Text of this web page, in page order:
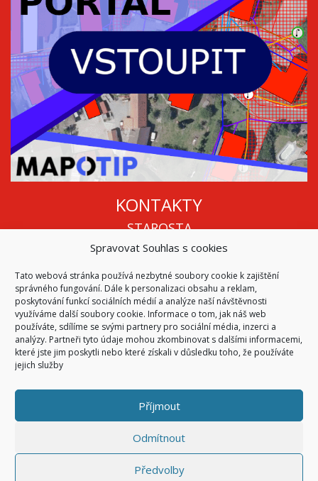
Spravovat Souhlas s cookies
Tato webová stránka používá nezbytné soubory cookie k zajištění
správného fungování. Dále k personalizaci obsahu a reklam,
poskytování funkcí sociálních médií a analýze naší návštěvnosti
využíváme další soubory cookie. Informace o tom, jak náš web
používáte, sdílíme se svými partnery pro sociální média, inzerci a
analýzy. Partneři tyto údaje mohou zkombinovat s dalšími informacemi,
které jste jim poskytli nebo které získali v důsledku toho, že používáte
jejich služby
Příjmout
Odmítnout
Předvolby
KONTAKTY
STAROSTA
Mgr. Roman Vala
info@oukojetice.cz
ÚŘEDNÍ HODINY
Po, St: 15:30 - 16:30
Všechny kontakty | Kde nás najdete
© 2026Obec Kojetice na Moravě
Všechna práva vyhrazena
Code & Design bySymphony Digital